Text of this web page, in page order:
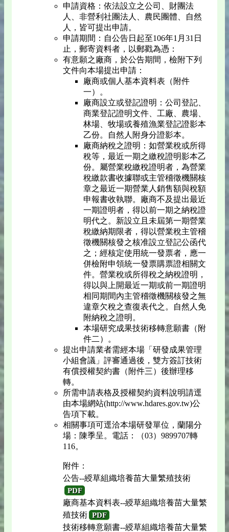
申請資格：依法設立之公司、財團法
人、非營利社團法人、農民團體、自然
人，皆可提出申請。
申請期間：自公告日起至106年1月31日
止，郵寄資料者，以郵戳為憑：
有意願之廠商，於公告期間，檢附下列
文件向本場提出申請：
廠商或個人基本資料表（附件
一）。
廠商設立或登記證明：公司登記、
商業登記證明文件、工廠、農場、
林場、牧場或養殖漁業登記證影本
乙份。自然人附身分證影本。
廠商納稅之證明：如營業稅或所得
稅等，最近一期之繳稅證明影本乙
份。屬營業稅繳稅證明者，為營業
稅繳款書收據聯或主管稽徵機關核
章之最近一期營業人銷售額與稅額
申報書收執聯。廠商不及提出最近
一期證明者，得以前一期之納稅證
明代之。新設立且未屆第一期營業
稅繳納期限者，得以營業稅主管稽
徵機關核發之核准設立登記公函代
之；經核定使用統一發票者，應一
併檢附申領統一發票購票證相關文
件。營業稅或所得稅之納稅證明，
得以與上開最近一期或前一期證明
相同期間內主管稽徵機關核發之無
違章欠稅之查復表代之。自然人免
附納稅之證明。
本場研究成果技術移轉意願書（附
件二）。
提出申請業者需經本場「研發成果管理
小組會議」評審通過後，雙方簽訂技術
有償授權契約書（附件三）後辦理移
轉。
所需申請表格及授權契約資料說明請逕
由本場網站(http://www.hdares.gov.tw)公
告項下載。
相關事項可逕洽本場研發單位，蘭陽分
場：陳季呈。電話：（03）9899707轉
116。
附件：
公告--綬草組織培養苗大量繁殖技術
PDF
廠商基本資料表--綬草組織培養苗大量繁
殖技術 PDF
技術移轉意願書--綬草組織培養苗大量繁